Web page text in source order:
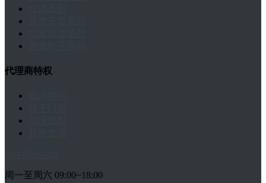
代理商特权
周一至周六 09:00~18:00